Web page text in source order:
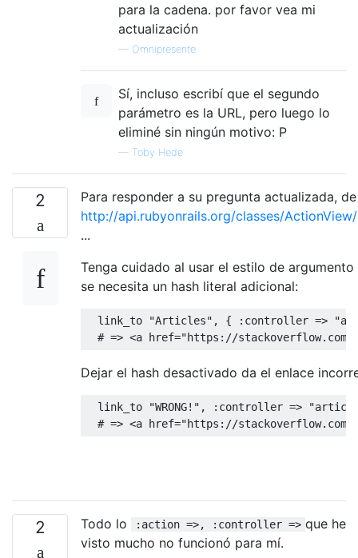
para la cadena. por favor vea mi
actualización
— Omnipresente
Sí, incluso escribí que el segundo
parámetro es la URL, pero luego lo
eliminé sin ningún motivo: P
— Toby Hede
2
Para responder a su pregunta actualizada,
http://api.rubyonrails.org/classes/
...
Tenga cuidado al usar el estilo de
se necesita un hash literal adicional:
  link_to
"Articles" , { : controller =>
# => <a href="https://
Dejar el hash desactivado da el enlace
  link_to
"WRONG!" , : controller =>
# => <a href="https://stackoverflow.com/
2 Todo lo :action =>, :controller => que he
visto mucho no funcionó para mí.